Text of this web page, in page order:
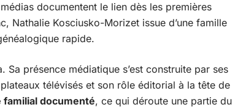
documentent le lien dès les premières
Nathalie Kosciusko-Morizet issue d’une famille
rapide.
présence médiatique s’est construite par ses
télévisés et son rôle éditorial à la tête de
familial documenté, ce qui déroute une partie du